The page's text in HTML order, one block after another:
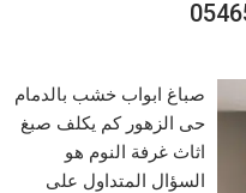
صباغ ابواب خشب بالدمام
حى الزهور كم يكلف صبغ
اثاث غرفة النوم هو
السؤال المتداول على